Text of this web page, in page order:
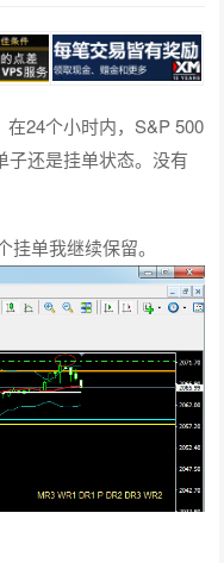
24个小时内，S&P 500
子还是挂单状态。没有
单我继续保留。